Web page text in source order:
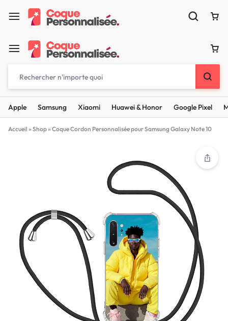
Apple Samsung Xiaomi Huawei & Honor Google Pixel
Accueil » Shop» Coque Cordon Personnalisée pour Samsung Galaxy Note 10